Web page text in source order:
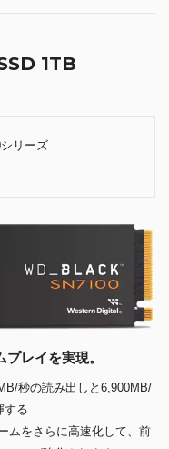
1TB
シリーズ
レイを実現。
秒の読み出しと6,900MB/
する
ムをさらに高速化して、前